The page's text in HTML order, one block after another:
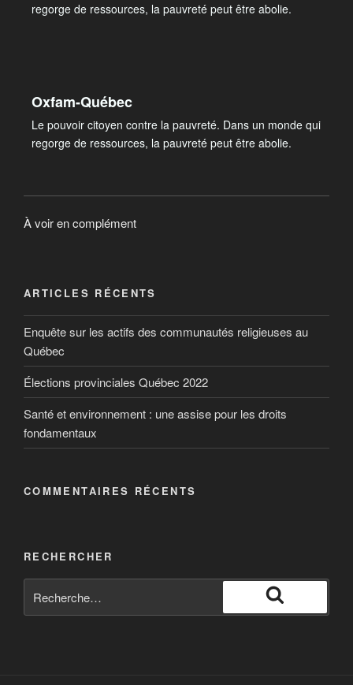
regorge de ressources, la pauvreté peut être abolie.
Oxfam-Québec
Le pouvoir citoyen contre la pauvreté. Dans un monde qui
regorge de ressources, la pauvreté peut être abolie.
À voir en complément
ARTICLES RÉCENTS
Enquête sur les actifs des communautés religieuses au
Québec
Élections provinciales Québec 2022
Santé et environnement : une assise pour les droits
fondamentaux
COMMENTAIRES RÉCENTS
RECHERCHER